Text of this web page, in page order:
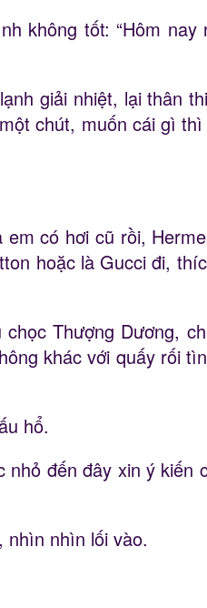
không tốt: “Hôm nay
giải nhiệt, lại thân
chút, muốn cái gì
có hơi cũ rồi,
hoặc là Gucci đi,
Thượng Dương,
khác với quấy rối
hổ.
đến đây xin ý kiến
nhìn nhìn lối vào.